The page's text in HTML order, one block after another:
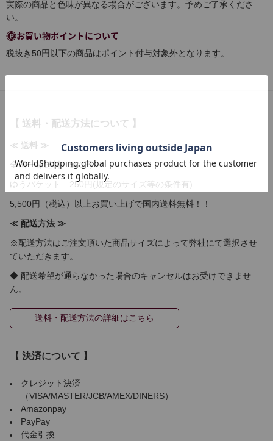
実際の商品と色味が異なる場合がございます。予めご了承くださ
い。
お買い物ポイントについて
税抜き50円以下の商品はポイント付与対象外となります。
【 送料・配送方法について 】
≪ 送料 ≫
全国一律送料 580円
ゆうパケット 250円(規定のサイズ等の条件有)
5,500円（税込）以上お買い上げで国内送料無料！！
≪ 配送方法 ≫
※配送方法はご注文頂いた商品サイズによって弊社にて選択させ
ていただきます。
◆ 配送希望が通らなかった場合のキャンセルはお受けできませ
ん。
送料・配送方法の詳細はこちら
【 決済について 】
クレジット決済
（VISA/MASTER/JCB/AMEX/DINERS）
Amazonpay
PayPay
代金引換